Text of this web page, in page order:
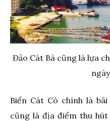
Đảo Cát Bà cũng là lựa
Biển Cát Cò chính là
cũng là địa điểm thu